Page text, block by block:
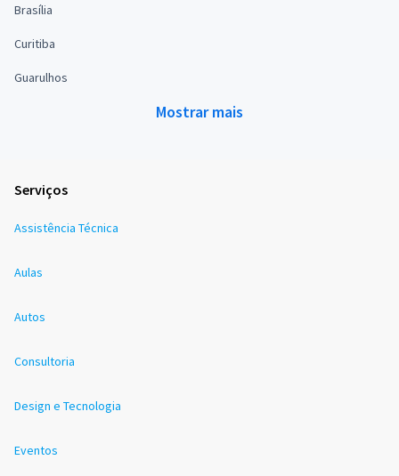
Brasília
Curitiba
Guarulhos
Mostrar mais
Serviços
Assistência Técnica
Aulas
Autos
Consultoria
Design e Tecnologia
Eventos